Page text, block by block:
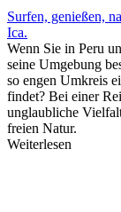
Surfen, genießen,
Ica.
Wenn Sie in Peru
seine Umgebung
so engen Umkreis
findet? Bei einer
unglaubliche
freien Natur.
Weiterlesen